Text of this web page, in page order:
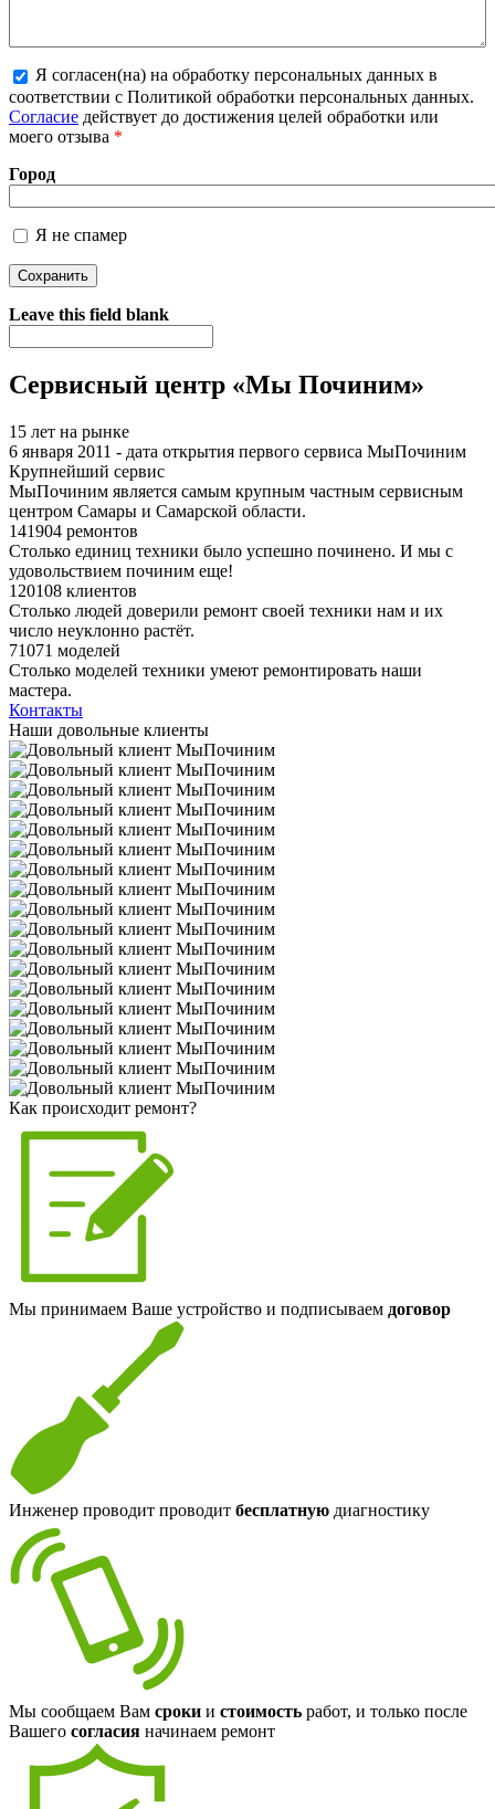
Более подробная информация о текстовых форматах
Я согласен(на) на обработку персональных данных в
соответствии с Политикой обработки персональных данных.
Согласие действует до достижения целей обработки или
моего отзыва *
Город
Я не спамер
Я спамер
Leave this field blank
Сервисный центр «Мы Починим»
15 лет на рынке
6 января 2011 - дата открытия первого сервиса МыПочиним
Крупнейший сервис
МыПочиним является самым крупным частным сервисным
центром Самары и Самарской области.
141904 ремонтов
Столько единиц техники было успешно починено. И мы с
удовольствием починим еще!
120108 клиентов
Столько людей доверили ремонт своей техники нам и их
число неуклонно растёт.
71071 моделей
Столько моделей техники умеют ремонтировать наши
мастера.
Контакты
Наши довольные клиенты
Как происходит ремонт?
Мы принимаем Ваше устройство и подписываем договор
Инженер проводит проводит бесплатную диагностику
Мы сообщаем Вам сроки и стоимость работ, и только после
Вашего согласия начинаем ремонт